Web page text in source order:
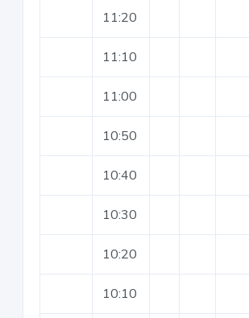
11:20
11:10
11:00
10:50
10:40
10:30
10:20
10:10